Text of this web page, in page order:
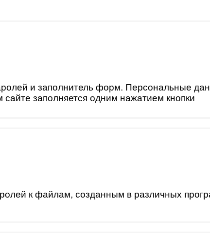
и заполнитель форм. Персональные
заполняется одним нажатием кнопки
к файлам, созданным в различных